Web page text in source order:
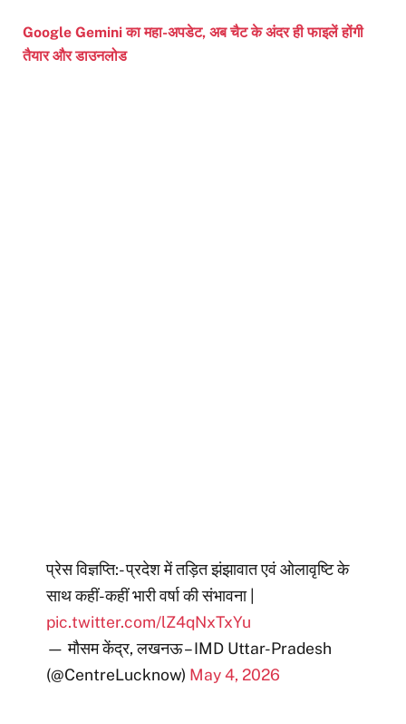
Google Gemini का महा-अपडेट, अब चैट के अंदर ही फाइलें होंगी
तैयार और डाउनलोड
प्रेस विज्ञप्ति:- प्रदेश में तड़ित झंझावात एवं ओलावृष्टि के
साथ कहीं-कहीं भारी वर्षा की संभावना |
pic.twitter.com/lZ4qNxTxYu
— मौसम केंद्र, लखनऊ – IMD Uttar-Pradesh
(@CentreLucknow) May 4, 2026